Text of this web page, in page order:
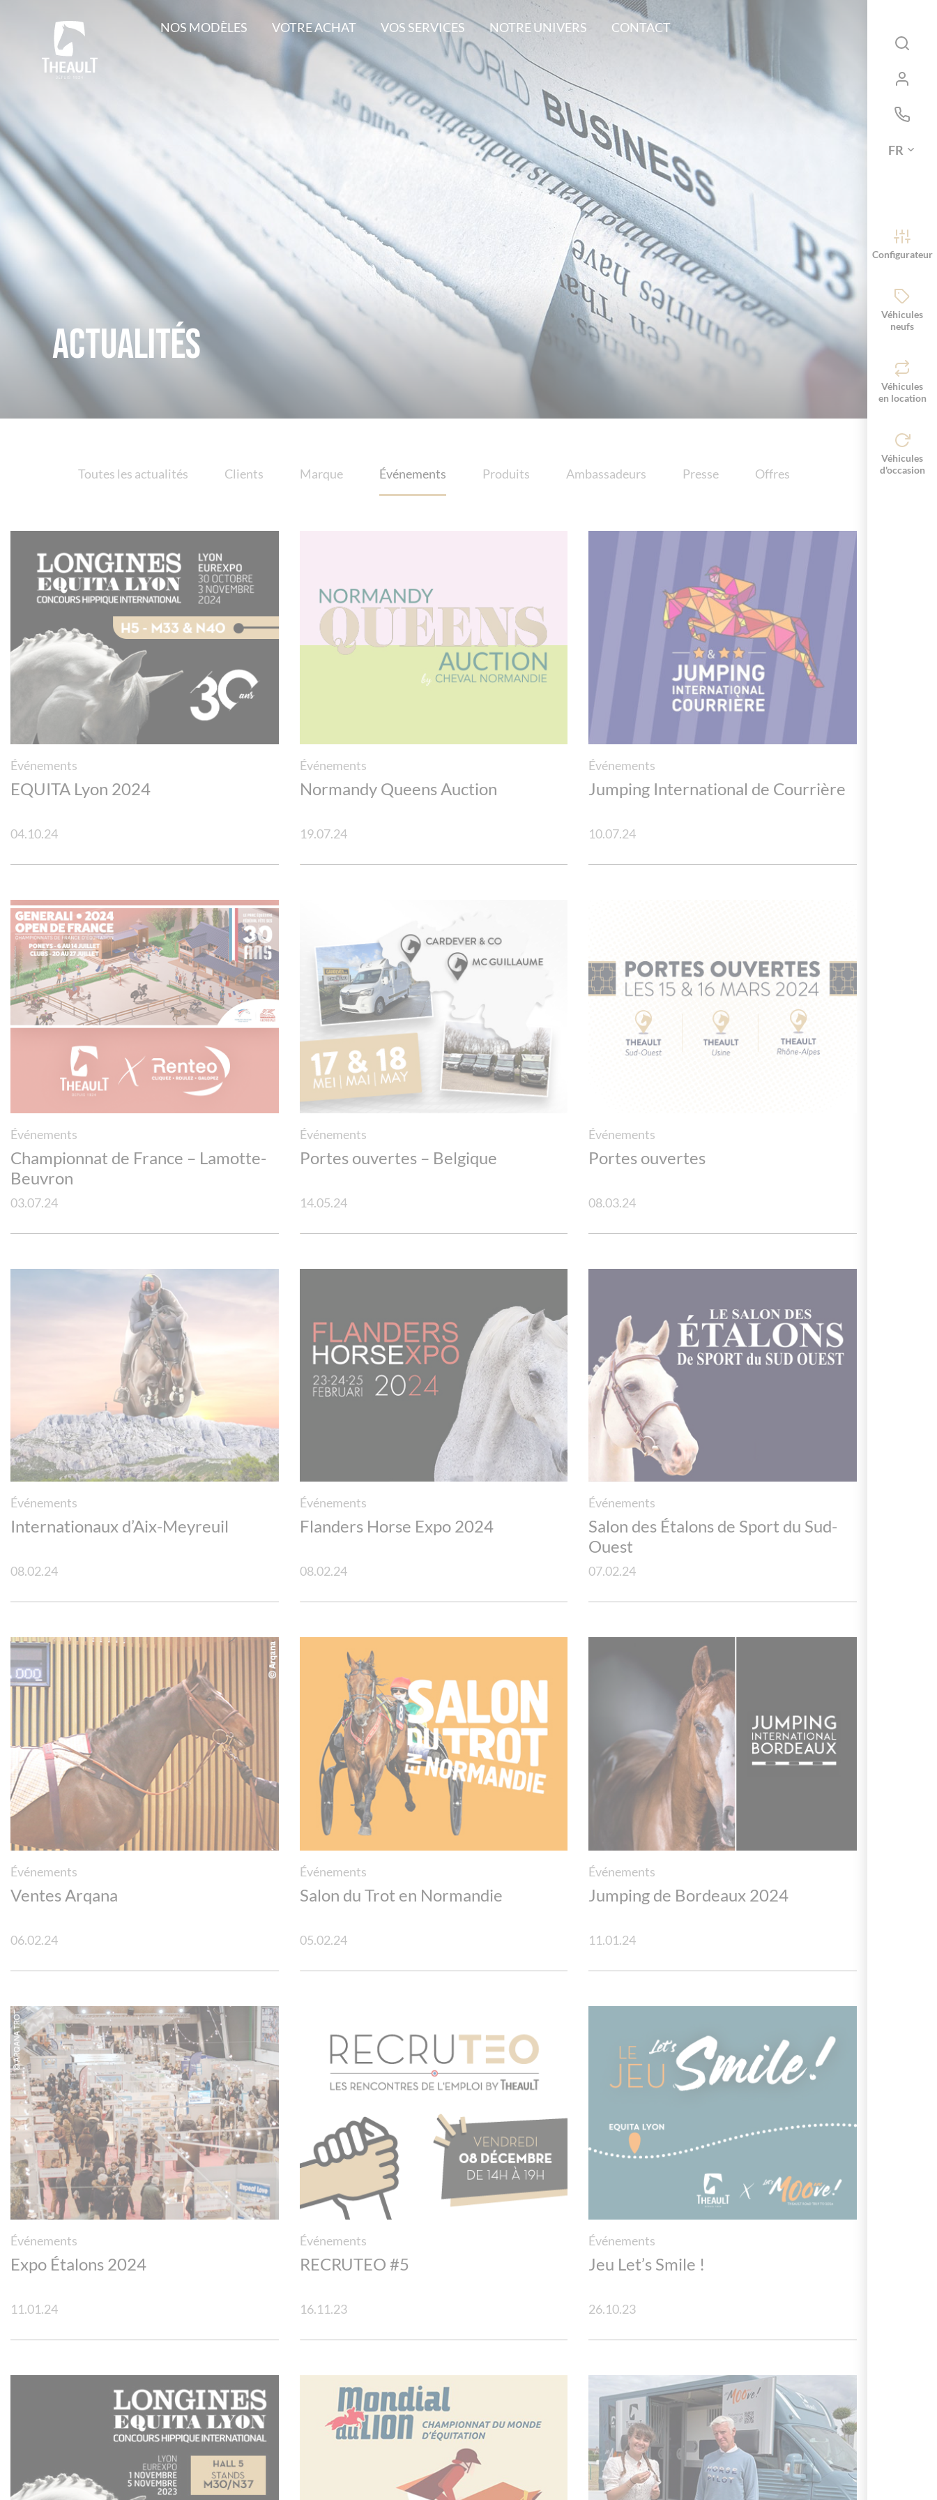
FR
Configurateur
Véhicules
neufs
Véhicules
en location
Véhicules
d'occasion
NOS MODÈLES VOTRE ACHAT VOS SERVICES NOTRE UNIVERS CONTACT
Actualités
Toutes les actualités Clients Marque Événements Produits Ambassadeurs Presse Offres
Événements
EQUITA Lyon 2024
04.10.24
Événements
Normandy Queens Auction
19.07.24
Événements
Jumping International de Courrière
10.07.24
Événements
Championnat de France – Lamotte-
Beuvron
03.07.24
Événements
Portes ouvertes – Belgique
14.05.24
Événements
Portes ouvertes
08.03.24
Événements
Internationaux d’Aix-Meyreuil
08.02.24
Événements
Flanders Horse Expo 2024
08.02.24
Événements
Salon des Étalons de Sport du Sud-
Ouest
07.02.24
Événements
Ventes Arqana
06.02.24
Événements
Salon du Trot en Normandie
05.02.24
Événements
Jumping de Bordeaux 2024
11.01.24
Événements
Expo Étalons 2024
11.01.24
Événements
RECRUTEO #5
16.11.23
Événements
Jeu Let’s Smile !
26.10.23